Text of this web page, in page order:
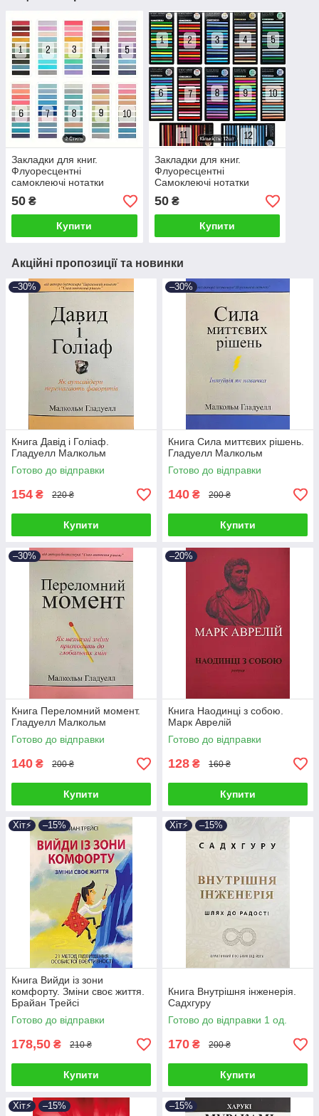
Закладки для книг.
Флуоресцентні
самоклеючі нотатки
50 ₴
Купити
Закладки для книг.
Флуоресцентні
Самоклеючі нотатки
50₴
Купити
Акційні пропозиції та новинки
–30%
Книга Давід і Голіаф.
Гладуелл Малкольм
Готово до відправки
154 ₴ 220 ₴
Купити
–30%
Книга Сила миттєвих рішень.
Гладуелл Малкольм
Готово до відправки
140 ₴ 200 ₴
Купити
–30%
Книга Переломний момент.
Гладуелл Малкольм
Готово до відправки
140 ₴ 200 ₴
Купити
–20%
Книга Наодинці з собою.
Марк Аврелій
Готово до відправки
128 ₴ 160 ₴
Купити
Хіт⚡️ –15%
Книга Вийди із зони
комфорту. Зміни своє життя.
Брайан Трейсі
Готово до відправки
178,50 ₴ 210 ₴
Купити
Хіт⚡️ –15%
Книга Внутрішня інженерія.
Садхгуру
Готово до відправки 1 од.
170 ₴ 200 ₴
Купити
Хіт⚡️ –15% –15%